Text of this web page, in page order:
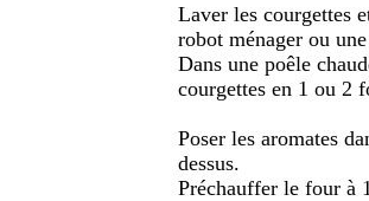
Laver les courgettes
robot ménager ou
Dans une poêle
courgettes en 1 ou 2
Poser les aromates
dessus.
Préchauffer le four à